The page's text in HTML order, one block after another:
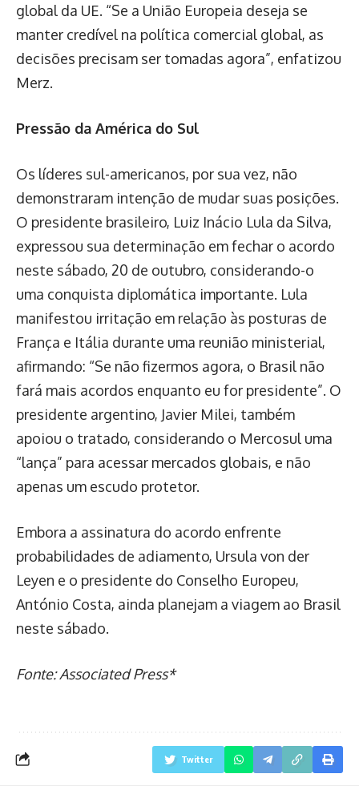
global da UE. “Se a União Europeia deseja se
manter credível na política comercial global, as
decisões precisam ser tomadas agora”, enfatizou
Merz.
Pressão da América do Sul
Os líderes sul-americanos, por sua vez, não
demonstraram intenção de mudar suas posições.
O presidente brasileiro, Luiz Inácio Lula da Silva,
expressou sua determinação em fechar o acordo
neste sábado, 20 de outubro, considerando-o
uma conquista diplomática importante. Lula
manifestou irritação em relação às posturas de
França e Itália durante uma reunião ministerial,
afirmando: “Se não fizermos agora, o Brasil não
fará mais acordos enquanto eu for presidente”. O
presidente argentino, Javier Milei, também
apoiou o tratado, considerando o Mercosul uma
“lança” para acessar mercados globais, e não
apenas um escudo protetor.
Embora a assinatura do acordo enfrente
probabilidades de adiamento, Ursula von der
Leyen e o presidente do Conselho Europeu,
António Costa, ainda planejam a viagem ao Brasil
neste sábado.
Fonte: Associated Press*
Twitter